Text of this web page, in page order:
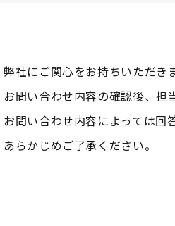
弊社にご関心をお持ちいただき
お問い合わせ内容の確認後、担
お問い合わせ内容によっては回
あらかじめご了承ください。